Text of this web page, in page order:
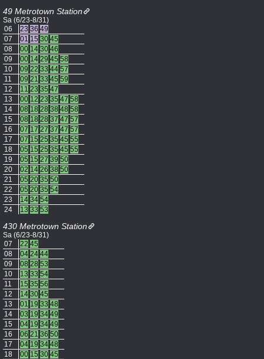
49 Metrotown Station
Sa (6/23-8/31)
06
23 36 49
07
01 15 30 45
08
00 14 30 46
09
00 14 29 45 58
10
09 22 33 44 57
11
09 21 33 45 59
12
11 23 35 47
13
00 12 23 35 47 58
14
08 18 28 38 48 58
15
08 18 28 37 47 57
16
07 17 27 37 47 57
17
07 15 25 35 45 55
18
05 15 25 35 45 55
19
05 15 27 39 50
20
02 14 26 38 50
21
05 20 35 50
22
05 20 35 54
23
14 34 54
24
13 33 53
430 Metrotown Station
Sa (6/23-8/31)
07
22 45
08
04 24 44
09
08 28 53
10
13 33 54
11
15 35 56
12
14 30 45
13
01 19 33 48
14
03 19 34 49
15
04 19 34 49
16
06 21 36 50
17
04 19 34 48
18
00 15 30 45